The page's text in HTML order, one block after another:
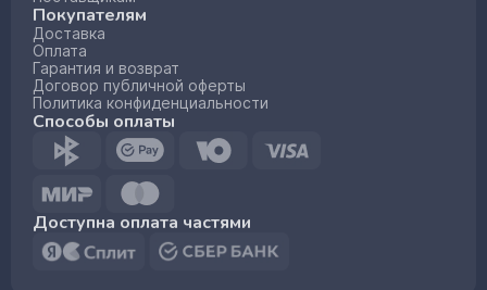
Покупателям
Доставка
Оплата
Гарантия и возврат
Договор публичной оферты
Политика конфиденциальности
Способы оплаты
Доступна оплата частями